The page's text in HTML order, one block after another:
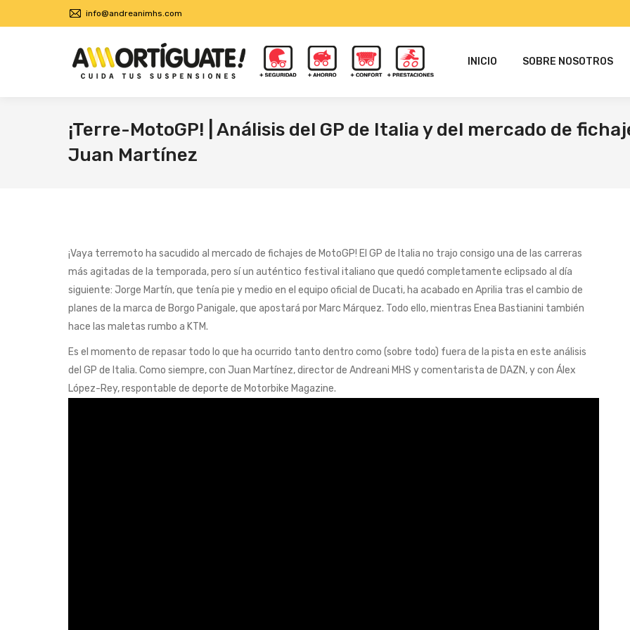
info@andreanimhs.com
INICIO SOBRE NOSOTROS
¡Terre-MotoGP! | Análisis del GP de Italia y del mercado de
Juan Martínez
¡Vaya terremoto ha sacudido al mercado de fichajes de MotoGP! El GP de Italia no trajo consigo una de las carreras
más agitadas de la temporada, pero sí un auténtico festival italiano que quedó completamente eclipsado al día
siguiente: Jorge Martín, que tenía pie y medio en el equipo oficial de Ducati, ha acabado en Aprilia tras el cambio de
planes de la marca de Borgo Panigale, que apostará por Marc Márquez. Todo ello, mientras Enea Bastianini también
hace las maletas rumbo a KTM.
Es el momento de repasar todo lo que ha ocurrido tanto dentro como (sobre todo) fuera de la pista en este análisis
del GP de Italia. Como siempre, con Juan Martínez, director de Andreani MHS y comentarista de DAZN, y con Álex
López-Rey, respontable de deporte de Motorbike Magazine.